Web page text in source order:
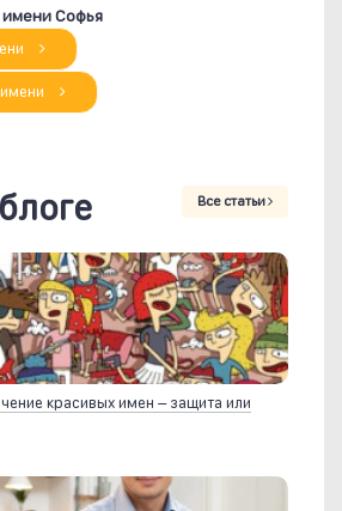
Софья
Все статьи
красивых имен – защита или